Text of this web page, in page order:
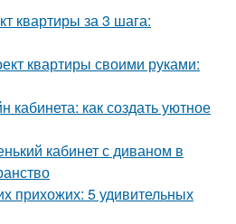
квартиры за 3 шага:
квартиры своими руками:
как создать уютное
кабинет с диваном в
прихожих: 5 удивительных